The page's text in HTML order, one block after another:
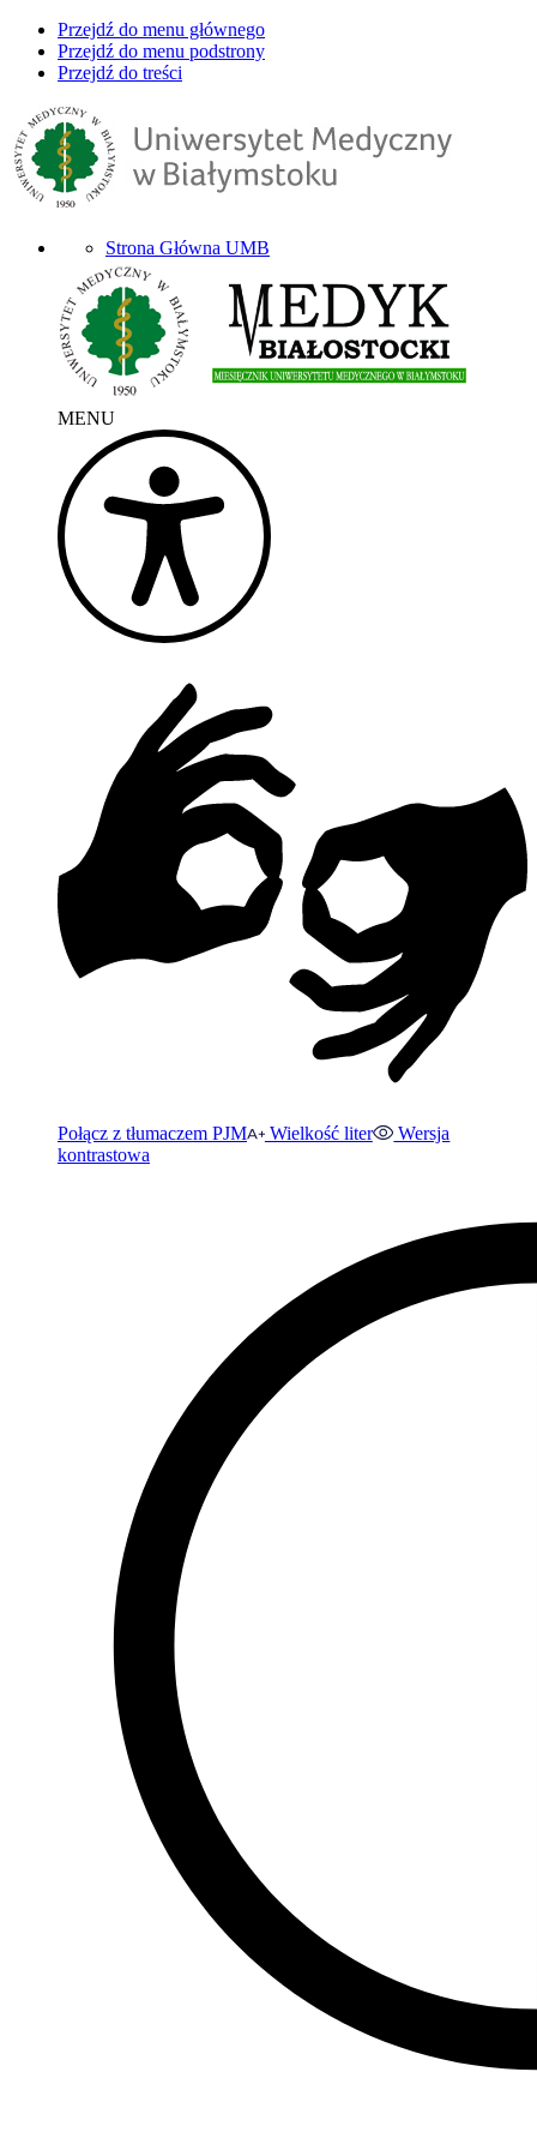
Przejdź do menu głównego
Przejdź do menu podstrony
Przejdź do treści
Strona Główna UMB
MENU
Połącz z tłumaczem PJM Wielkość liter
Wersja
kontrastowa